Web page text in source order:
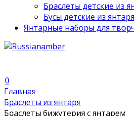
Браслеты детские из
Бусы детские из янтаря
Янтарные наборы для
0
Главная
Браслеты из янтаря
Браслеты бижутерия с янтарем